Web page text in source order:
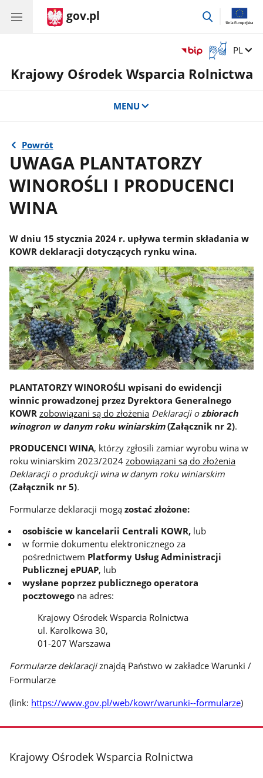
gov.pl
przejdź
Otwórz
okno
z
Zmień
PL
Krajowy Ośrodek Wsparcia Rolnictwa
MENU
Powrót
UWAGA PLANTATORZY
WINOROŚLI I PRODUCENCI
WINA
W dniu 15 stycznia 2024 r. upływa termin składania w
KOWR deklaracji dotyczących rynku wina.
PLANTATORZY WINOROŚLIwpisani do ewidencji
winnic prowadzonej przez Dyrektora Generalnego
KOWR zobowiązani są do złożenia Deklaracji ozbiorach
winogron w danym roku winiarskim (Załącznik nr 2).
PRODUCENCI WINA, którzy zgłosili zamiar wyrobu wina w
roku winiarskim 2023/2024zobowiązani są do złożenia
Deklaracji oprodukcji wina w danym roku winiarskim
(Załącznik nr 5).
Formularze deklaracji mogązostać złożone:
osobiście w kancelarii Centrali KOWR, lub
w formie dokumentu elektronicznego za
pośrednictwem Platformy Usług Administracji
Publicznej ePUAP, lub
wysłane poprzez publicznego operatora
pocztowego na adres:
Krajowy Ośrodek Wsparcia Rolnictwa
ul. Karolkowa 30,
01-207 Warszawa
Formularze deklaracjiznajdą Państwo w zakładce Warunki /
Formularze
(link: https://www.gov.pl/web/kowr/warunki--formularze)
stopka
Krajowy Ośrodek Wsparcia Rolnictwa